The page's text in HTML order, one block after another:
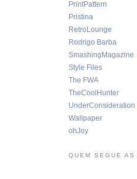
PrintPattern
Pristina
RetroLounge
Rodrigo Barba
SmashingMagazine
Style Files
The FWA
TheCoolHunter
UnderConsideration
Wallpaper
ohJoy
QUEM SEGUE